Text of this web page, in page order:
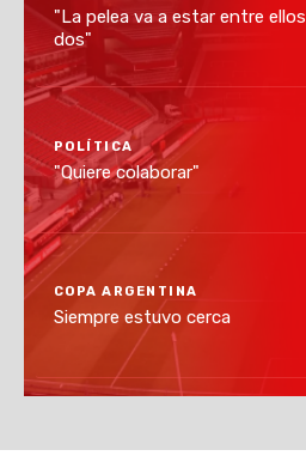
"La pelea va a estar entre ellos
dos"
POLÍTICA
"Quiere colaborar"
COPA ARGENTINA
Siempre estuvo cerca